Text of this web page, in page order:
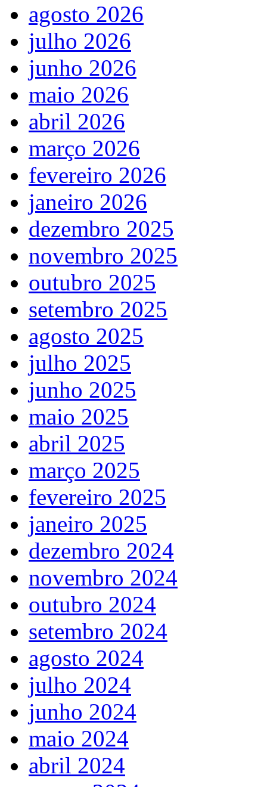
agosto 2026
julho 2026
junho 2026
maio 2026
abril 2026
março 2026
fevereiro 2026
janeiro 2026
dezembro 2025
novembro 2025
outubro 2025
setembro 2025
agosto 2025
julho 2025
junho 2025
maio 2025
abril 2025
março 2025
fevereiro 2025
janeiro 2025
dezembro 2024
novembro 2024
outubro 2024
setembro 2024
agosto 2024
julho 2024
junho 2024
maio 2024
abril 2024